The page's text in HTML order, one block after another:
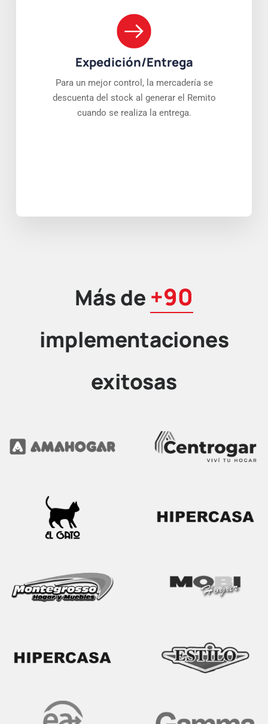
Expedición/Entrega
Para un mejor control, la mercadería se
descuenta del stock al generar el Remito
cuando se realiza la entrega.
Más de +90
implementaciones
exitosas